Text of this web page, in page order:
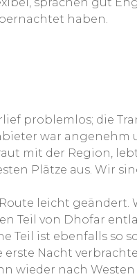
haben.
problemlos; die
war angenehm
mit der Region,
Plätze aus. Wir
leicht geändert.
Teil von Dhofar
Teil ist ebenfalls so
Nacht
wieder nach